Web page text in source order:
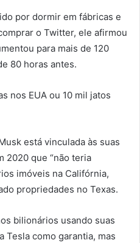
por dormir em fábricas e
o Twitter, ele afirmou
para mais de 120
80 horas antes.
nos EUA ou 10 mil jatos
está vinculada às suas
2020 que “não teria
imóveis na Califórnia,
propriedades no Texas.
bilionários usando suas
Tesla como garantia, mas